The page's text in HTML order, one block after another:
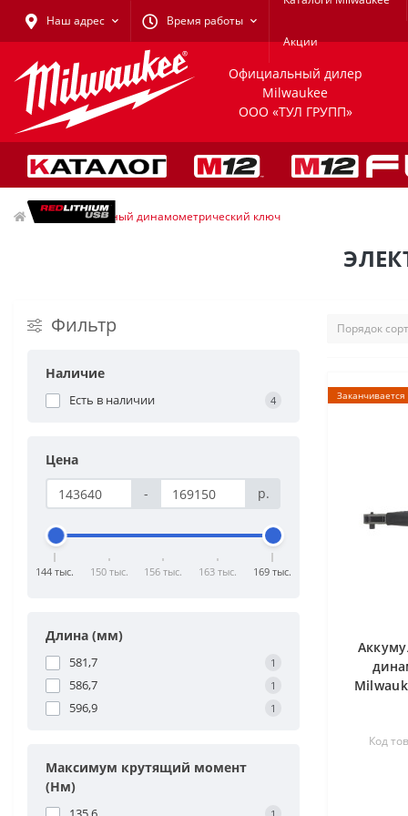
Наш адрес Время работы
Акции
Официальный дилер
Milwaukee
ООО «ТУЛ ГРУПП»
Электронный динамометрический ключ
Фильтр
Наличие
Есть в наличии 4
Цена
-
р.
144 тыс. 150 тыс. 156 тыс. 163 тыс. 169 тыс.
Длина (мм)
581,7 1
586,7 1
596,9 1
Максимум крутящий момент
(Нм)
Заканчивается
Код